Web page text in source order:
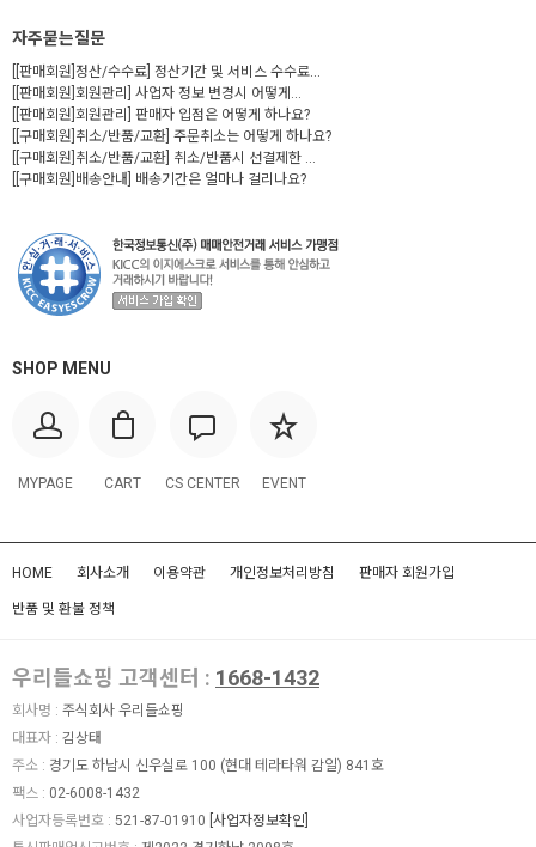
자주묻는질문
[[판매회원]정산/수수료] 정산기간 및 서비스 수수료...
[[판매회원]회원관리] 사업자 정보 변경시 어떻게...
[[판매회원]회원관리] 판매자 입점은 어떻게 하나요?
[[구매회원]취소/반품/교환] 주문취소는 어떻게 하나요?
[[구매회원]취소/반품/교환] 취소/반품시 선결제한 ...
[[구매회원]배송안내] 배송기간은 얼마나 걸리나요?
SHOP MENU
MYPAGE CART CS CENTER EVENT
HOME 회사소개 이용약관 개인정보처리방침 판매자 회원가입
반품 및 환불 정책
우리들쇼핑 고객센터 : 1668-1432
회사명 : 주식회사 우리들쇼핑
대표자 : 김상태
주소 : 경기도 하남시 신우실로 100 (현대 테라타워 감일) 841호
팩스 : 02-6008-1432
사업자등록번호 : 521-87-01910 [사업자정보확인]